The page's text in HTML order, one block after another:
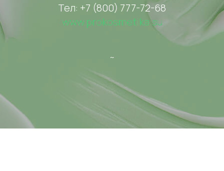
Тел: +7 (800) 777-72-68
www.prokosmetika.su
~